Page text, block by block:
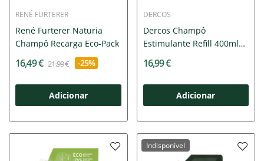
RENÉ FURTERER
René Furterer Naturia
Champô Recarga Eco-Pack
16,49 € 21,99 € -25%
Adicionar
DERCOS
Dercos Champô
Estimulante Refill 400ml
16,99 €
Adicionar
Indisponível